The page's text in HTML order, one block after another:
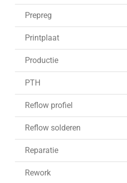
Prepreg
Printplaat
Productie
PTH
Reflow profiel
Reflow solderen
Reparatie
Rework